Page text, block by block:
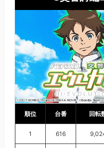
順位 台番 回転
1 616